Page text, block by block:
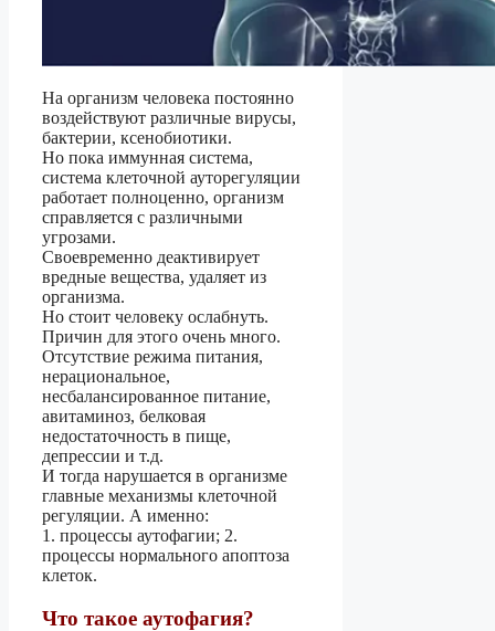
На организм человека постоянно
воздействуют различные вирусы,
бактерии, ксенобиотики.
Но пока иммунная система,
система клеточной ауторегуляции
работает полноценно, организм
справляется с различными
угрозами.
Своевременно деактивирует
вредные вещества, удаляет из
организма.
Но стоит человеку ослабнуть.
Причин для этого очень много.
Отсутствие режима питания,
нерациональное,
несбалансированное питание,
авитаминоз, белковая
недостаточность в пище,
депрессии и т.д.
И тогда нарушается в организме
главные механизмы клеточной
регуляции. А именно:
1. процессы аутофагии; 2.
процессы нормального апоптоза
клеток.
Что такое аутофагия?